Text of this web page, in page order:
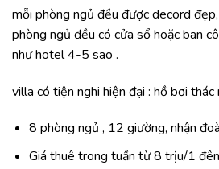
mỗi phòng ngủ đều được decord
phòng ngủ đều có cửa sổ hoặc ban
như hotel 4-5 sao .
villa có tiện nghi hiện đại : hồ bơi thác
8 phòng ngủ , 12 giường, nhận
Giá thuê trong tuần từ 8 trịu/1